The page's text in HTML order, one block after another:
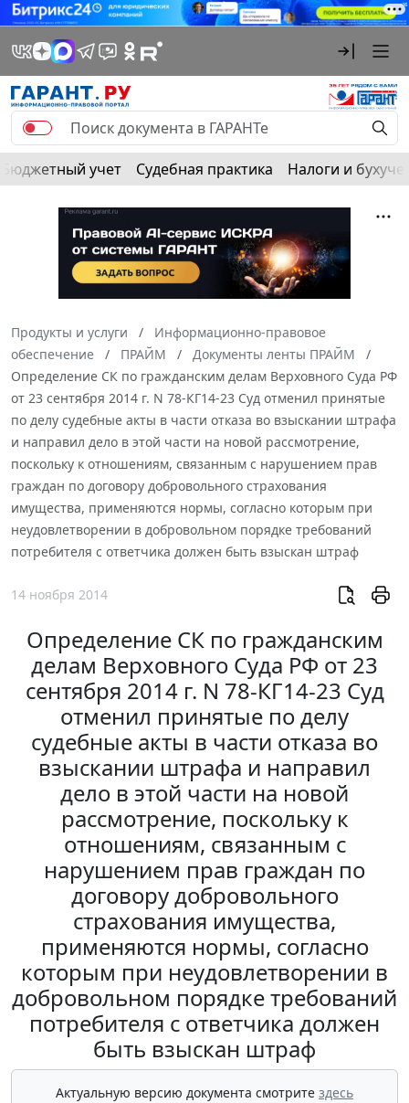
Бюджетный учет Судебная практика Налоги и
Продукты и услуги
Информационно-правовое
обеспечение
ПРАЙМ
Документы ленты ПРАЙМ
Определение СК по гражданским делам Верховного Суда РФ
от 23 сентября 2014 г. N 78-КГ14-23 Суд отменил принятые
по делу судебные акты в части отказа во взыскании штрафа
и направил дело в этой части на новой рассмотрение,
поскольку к отношениям, связанным с нарушением прав
граждан по договору добровольного страхования
имущества, применяются нормы, согласно которым при
неудовлетворении в добровольном порядке требований
потребителя с ответчика должен быть взыскан штраф
14 ноября 2014
Определение СК по гражданским
делам Верховного Суда РФ от 23
сентября 2014 г. N 78-КГ14-23 Суд
отменил принятые по делу
судебные акты в части отказа во
взыскании штрафа и направил
дело в этой части на новой
рассмотрение, поскольку к
отношениям, связанным с
нарушением прав граждан по
договору добровольного
страхования имущества,
применяются нормы, согласно
которым при неудовлетворении в
добровольном порядке требований
потребителя с ответчика должен
быть взыскан штраф
Актуальную версию документа смотрите здесь